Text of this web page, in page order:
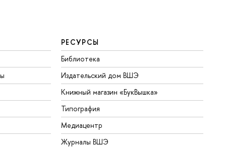
РЕСУРСЫ
Библиотека
Издательский дом ВШЭ
Книжный магазин «БукВышка»
Типография
Медиацентр
Журналы ВШЭ